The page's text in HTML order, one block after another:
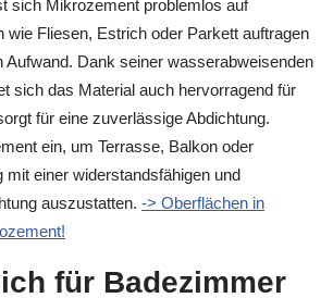
sich Mikrozement problemlos auf
wie Fliesen, Estrich oder Parkett auftragen
Aufwand. Dank seiner wasserabweisenden
sich das Material auch hervorragend für
für eine zuverlässige Abdichtung.
ein, um Terrasse, Balkon oder
mit einer widerstandsfähigen und
auszustatten. -> Oberflächen in
für Badezimmer